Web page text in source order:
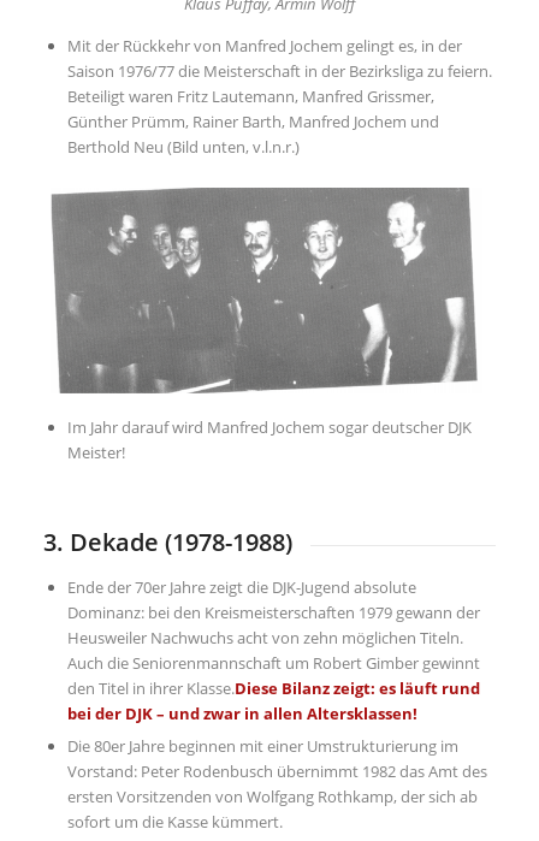
Mit der Rückkehr von Manfred Jochem gelingt es, in der
Saison 1976/77 die Meisterschaft in der Bezirksliga zu feiern.
Beteiligt waren Fritz Lautemann, Manfred Grissmer,
Günther Prümm, Rainer Barth, Manfred Jochem und
Berthold Neu (Bild unten, v.l.n.r.)
Im Jahr darauf wird Manfred Jochem sogar deutscher DJK
Meister!
3. Dekade (1978-1988)
Ende der 70er Jahre zeigt die DJK-Jugend absolute
Dominanz: bei den Kreismeisterschaften 1979 gewann der
Heusweiler Nachwuchs acht von zehn möglichen Titeln.
Auch die Seniorenmannschaft um Robert Gimber gewinnt
den Titel in ihrer Klasse.Diese Bilanz zeigt: es läuft rund
bei der DJK – und zwar in allen Altersklassen!
Die 80er Jahre beginnen mit einer Umstrukturierung im
Vorstand: Peter Rodenbusch übernimmt 1982 das Amt des
ersten Vorsitzenden von Wolfgang Rothkamp, der sich ab
sofort um die Kasse kümmert.